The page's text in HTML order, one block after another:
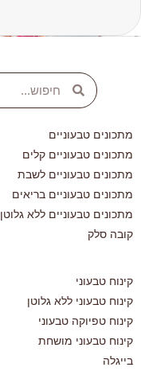
מתכונים טבעוניים
מתכונים טבעוניים קלים
מתכונים טבעוניים לשבת
מתכונים טבעוניים בריאים
מתכונים טבעוניים ללא גלוטן
קובה סלק
קינוח טבעוני
קינוח טבעוני ללא גלוטן
קינוח טפיוקה טבעוני
קינוח טבעוני מושחת
בייגלה